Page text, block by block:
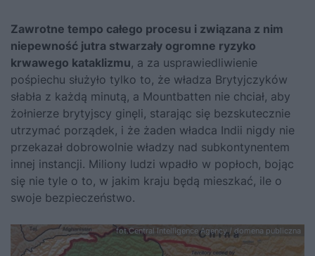
Zawrotne tempo całego procesu i związana z nim
niepewność jutra stwarzały ogromne ryzyko
krwawego kataklizmu, a za usprawiedliwienie
pośpiechu służyło tylko to, że władza Brytyjczyków
słabła z każdą minutą, a Mountbatten nie chciał, aby
żołnierze brytyjscy ginęli, starając się bezskutecznie
utrzymać porządek, i że żaden władca Indii nigdy nie
przekazał dobrowolnie władzy nad subkontynentem
innej instancji. Miliony ludzi wpadło w popłoch, bojąc
się nie tyle o to, w jakim kraju będą mieszkać, ile o
swoje bezpieczeństwo.
fot.Central Intelligence Agency / domena publiczna